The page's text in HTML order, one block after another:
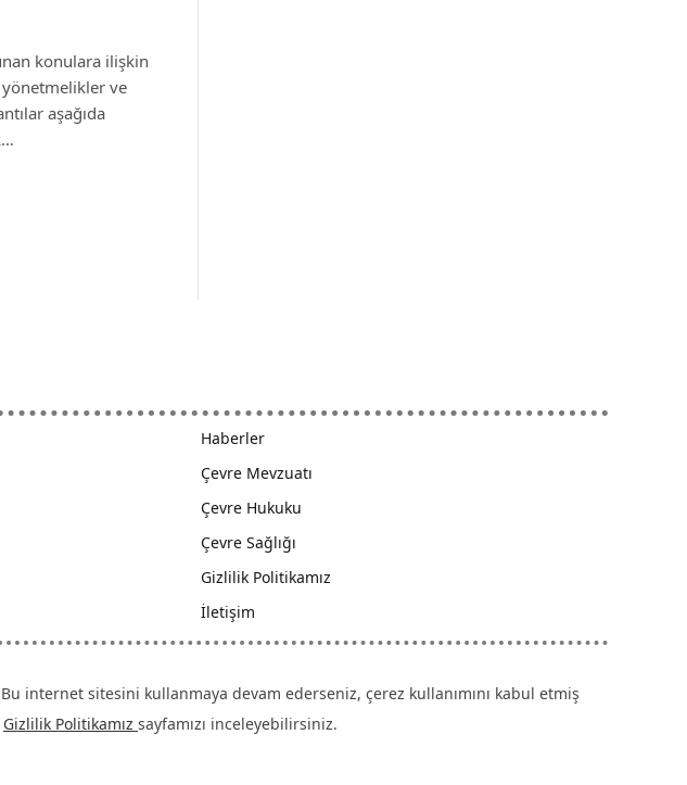
konulara ilişkin
yönetmelikler ve
aşağıda
Haberler
Çevre Mevzuatı
Çevre Hukuku
Çevre Sağlığı
Gizlilik Politikamız
İletişim
internet sitesini kullanmaya devam ederseniz, çerez kullanımını kabul etmiş
Gizlilik Politikamız sayfamızı inceleyebilirsiniz.